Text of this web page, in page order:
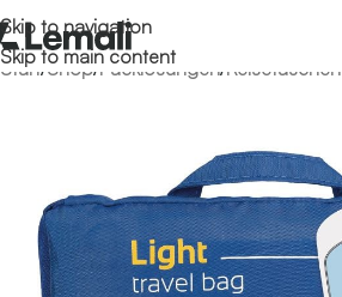
Skip to navigation
Skip to main content
Start/Shop/Packlösungen/Reisetaschen